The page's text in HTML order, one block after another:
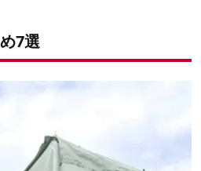
には、地面の凹凸や固さ、そし
消することが重要です。
7選